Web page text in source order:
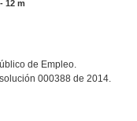
12 m
de Empleo.
000388 de 2014.